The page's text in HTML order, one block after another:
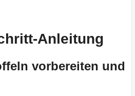
Anleitung
vorbereiten und